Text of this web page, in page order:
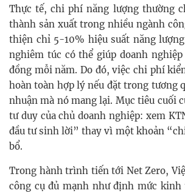
Thực tế, chi phí năng lượng thường
thành sản xuất trong nhiều ngành
thiện chỉ 5-10% hiệu suất năng
nghiêm túc có thể giúp doanh
đồng mỗi năm. Do đó, việc chi phí
hoàn toàn hợp lý nếu đặt trong tương
nhuận mà nó mang lại. Mục tiêu cuối
tư duy của chủ doanh nghiệp: xem
đầu tư sinh lời” thay vì một khoản
bổ.
Trong hành trình tiến tới Net Zero,
công cụ đủ mạnh như định mức